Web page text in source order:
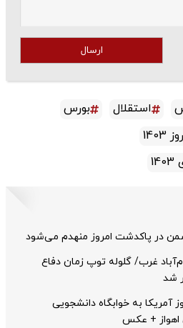
ارسال
استقلال
بورس
در پاکدشت امروز منهدم می‌شود
غرب/ گلوله توپ زمان دفاع
آمریکا به خوابگاه دانشجویی
اهواز + عکس